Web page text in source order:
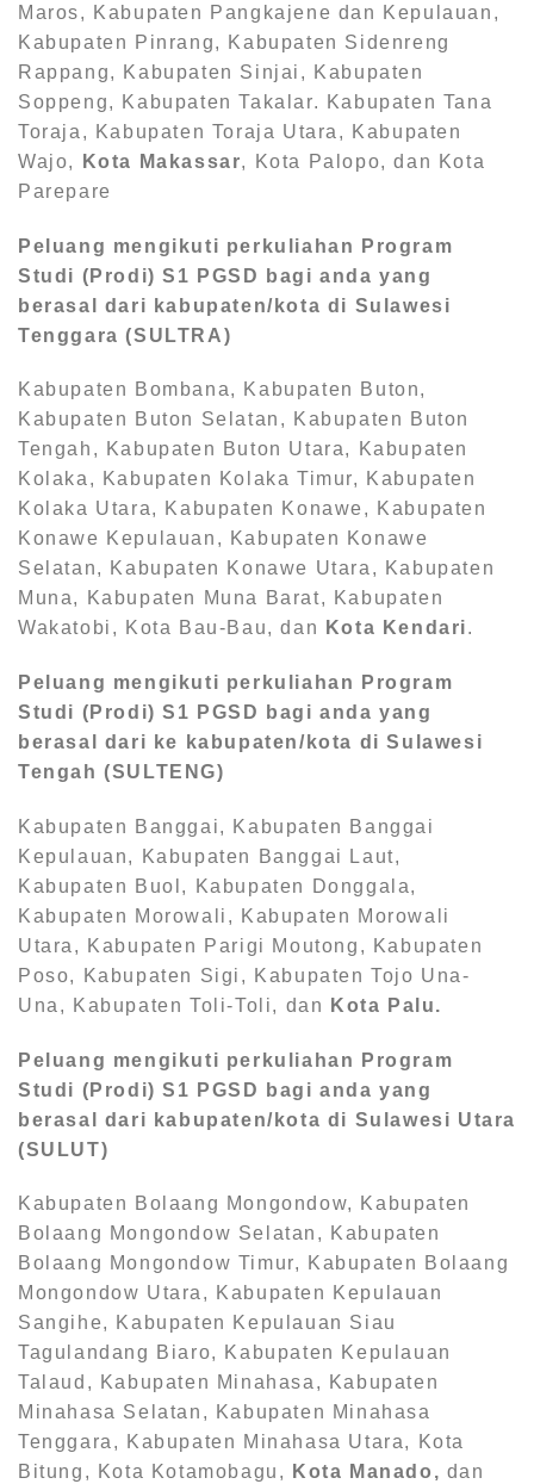
Maros, Kabupaten Pangkajene dan Kepulauan,
Kabupaten Pinrang, Kabupaten Sidenreng
Rappang, Kabupaten Sinjai, Kabupaten
Soppeng, Kabupaten Takalar. Kabupaten Tana
Toraja, Kabupaten Toraja Utara, Kabupaten
Wajo,
Kota Makassar, Kota Palopo, dan Kota
Parepare
Peluang mengikuti perkuliahan Program
Studi (Prodi) S1 PGSD bagi anda yang
berasal dari kabupaten/kota di Sulawesi
Tenggara (SULTRA)
Kabupaten Bombana, Kabupaten Buton,
Kabupaten Buton Selatan, Kabupaten Buton
Tengah, Kabupaten Buton Utara, Kabupaten
Kolaka, Kabupaten Kolaka Timur, Kabupaten
Kolaka Utara, Kabupaten Konawe, Kabupaten
Konawe Kepulauan, Kabupaten Konawe
Selatan, Kabupaten Konawe Utara, Kabupaten
Muna, Kabupaten Muna Barat, Kabupaten
Wakatobi, Kota Bau-Bau, dan
Kota Kendari.
Peluang mengikuti perkuliahan Program
Studi (Prodi) S1 PGSD bagi anda yang
berasal dari ke kabupaten/kota di Sulawesi
Tengah (SULTENG)
Kabupaten Banggai, Kabupaten Banggai
Kepulauan, Kabupaten Banggai Laut,
Kabupaten Buol, Kabupaten Donggala,
Kabupaten Morowali, Kabupaten Morowali
Utara, Kabupaten Parigi Moutong, Kabupaten
Poso, Kabupaten Sigi, Kabupaten Tojo Una-
Una, Kabupaten Toli-Toli, dan
Kota Palu.
Peluang mengikuti perkuliahan Program
Studi (Prodi) S1 PGSD bagi anda yang
berasal dari kabupaten/kota di Sulawesi Utara
(SULUT)
Kabupaten Bolaang Mongondow, Kabupaten
Bolaang Mongondow Selatan, Kabupaten
Bolaang Mongondow Timur, Kabupaten Bolaang
Mongondow Utara, Kabupaten Kepulauan
Sangihe, Kabupaten Kepulauan Siau
Tagulandang Biaro, Kabupaten Kepulauan
Talaud, Kabupaten Minahasa, Kabupaten
Minahasa Selatan, Kabupaten Minahasa
Tenggara, Kabupaten Minahasa Utara, Kota
Bitung, Kota Kotamobagu,
Kota Manado, dan